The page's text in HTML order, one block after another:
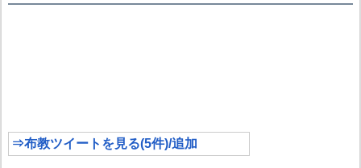
⇒布教ツイートを見る(5件)/追加